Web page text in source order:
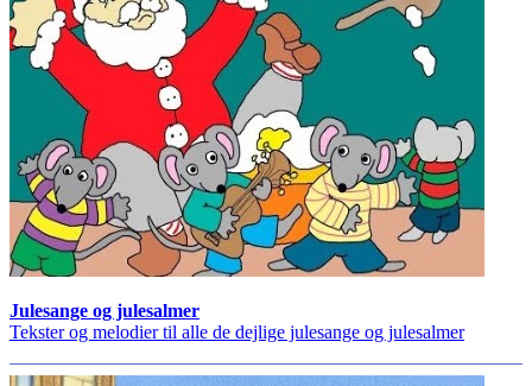
Julesange og julesalmer
Tekster og melodier til alle de dejlige julesange og julesalmer